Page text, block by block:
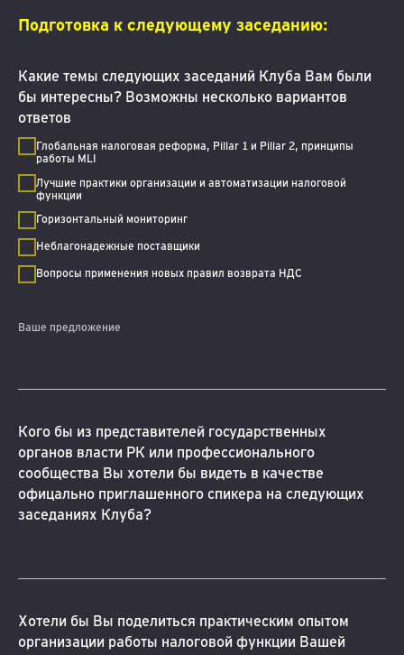
Подготовка к следующему заседанию:
Какие темы следующих заседаний Клуба Вам были
бы интересны? Возможны несколько вариантов
ответов
Глобальная налоговая реформа, Pillar 1 и Pillar 2, принципы
работы MLI
Лучшие практики организации и автоматизации налоговой
функции
Горизонтальный мониторинг
Неблагонадежные поставщики
Вопросы применения новых правил возврата НДС
Ваше предложение
Кого бы из представителей государственных
органов власти РК или профессионального
сообщества Вы хотели бы видеть в качестве
офицально приглашенного спикера на следующих
заседаниях Клуба?
Хотели бы Вы поделиться практическим опытом
организации работы налоговой функции Вашей